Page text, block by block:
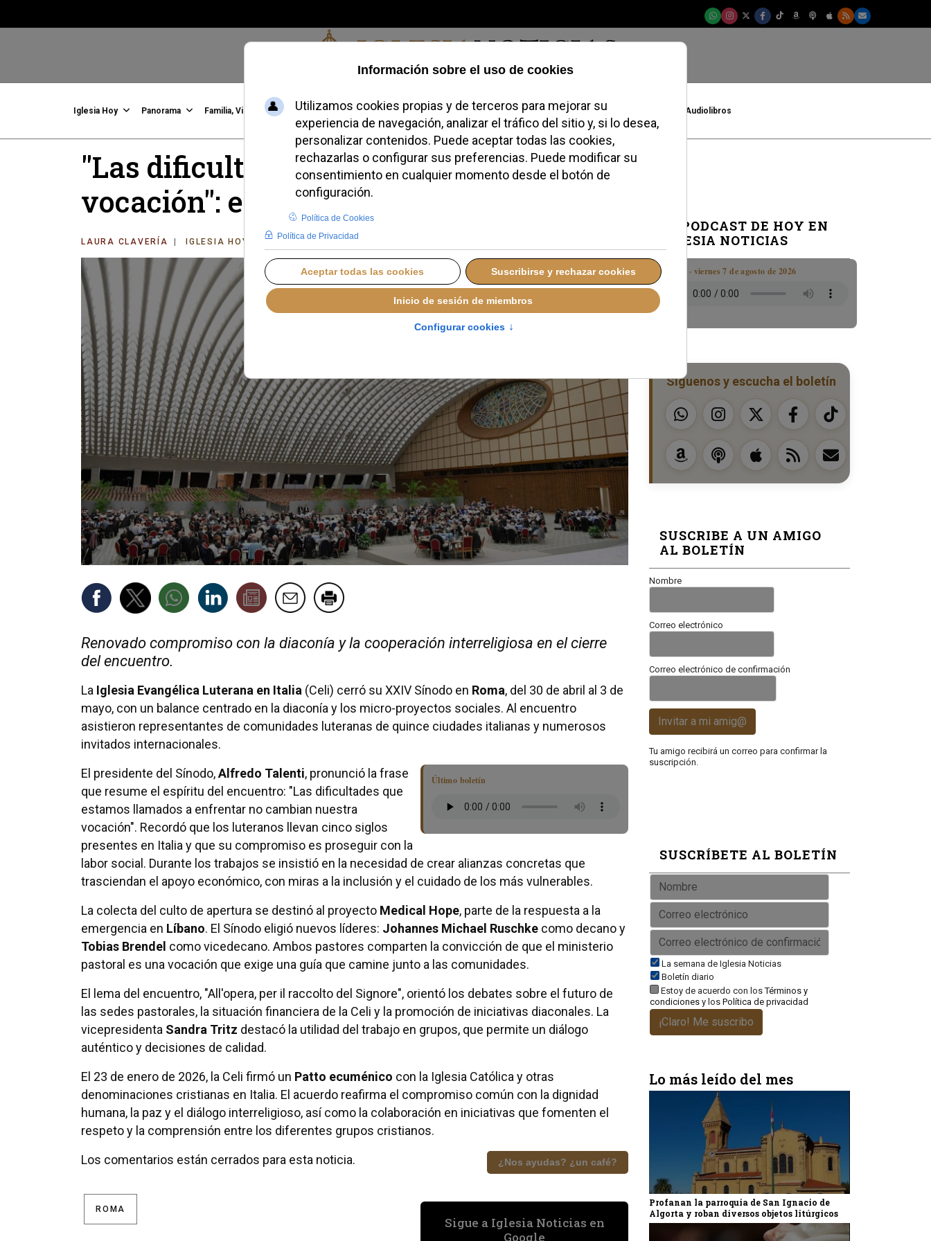
Sábado, 08 de agosto de 2026
Iglesia Hoy Panorama Familia, Vida, Identidad Credofobiómetro Blogs Temas Buscar #JovenesConFe Podcast Audiolibros
"Las dificultades no cambian nuestra
vocación": el mensaje luterano en Roma
LAURA CLAVERÍA IGLESIA HOY LUNES, 04 MAYO 2026 16:53
Renovado compromiso con la diaconía y la cooperación interreligiosa en el cierre
del encuentro.
La Iglesia Evangélica Luterana en Italia (Celi) cerró su XXIV Sínodo en Roma, del 30 de abril al 3 de
mayo, con un balance centrado en la diaconía y los micro-proyectos sociales. Al encuentro
asistieron representantes de comunidades luteranas de quince ciudades italianas y numerosos
invitados internacionales.
Último boletín
El presidente del Sínodo,Alfredo Talenti, pronunció la frase
que resume el espíritu del encuentro: "Las dificultades que
estamos llamados a enfrentar no cambian nuestra
vocación". Recordó que los luteranos llevan cinco siglos
presentes en Italia y que su compromiso es proseguir con la
labor social. Durante los trabajos se insistió en la necesidad de crear alianzas concretas que
trasciendan el apoyo económico, con miras a la inclusión y el cuidado de los más vulnerables.
La colecta del culto de apertura se destinó al proyecto Medical Hope, parte de la respuesta a la
emergencia en Líbano. El Sínodo eligió nuevos líderes: Johannes Michael Ruschke como decano y
Tobias Brendel como vicedecano. Ambos pastores comparten la convicción de que el ministerio
pastoral es una vocación que exige una guía que camine junto a las comunidades.
El lema del encuentro, "All'opera, per il raccolto del Signore", orientó los debates sobre el futuro de
las sedes pastorales, la situación financiera de la Celi y la promoción de iniciativas diaconales. La
vicepresidenta Sandra Tritz destacó la utilidad del trabajo en grupos, que permite un diálogo
auténtico y decisiones de calidad.
El 23 de enero de 2026, la Celi firmó un Patto ecuménico con la Iglesia Católica y otras
denominaciones cristianas en Italia. El acuerdo reafirma el compromiso común con la dignidad
humana, la paz y el diálogo interreligioso, así como la colaboración en iniciativas que fomenten el
respeto y la comprensión entre los diferentes grupos cristianos.
¿Nos ayudas? ¿un café?
Los comentarios están cerrados para esta noticia.
Sigue a Iglesia Noticias en
Google
ROMA
EL PODCAST DE HOY EN
IGLESIA NOTICIAS
Boletín · viernes 7 de agosto de 2026
Síguenos y escucha el boletín
SUSCRIBE A UN AMIGO
AL BOLETÍN
Nombre
Correo electrónico
Correo electrónico de confirmación
Invitar a mi amig@
Tu amigo recibirá un correo para confirmar la
suscripción.
SUSCRÍBETE AL BOLETÍN
La semana de Iglesia Noticias
Boletín diario
Estoy de acuerdo con losTérminos y
condiciones y los Política de privacidad
¡Claro! Me suscribo
Lo más leído del mes
Profanan la parroquia de San Ignacio de
Algorta y roban diversos objetos litúrgicos